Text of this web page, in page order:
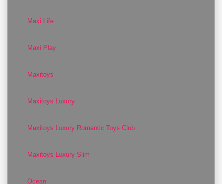
Maxi Life
Maxi Play
Maxitoys
Maxitoys Luxury
Maxitoys Luxury Romantic Toys Club
Maxitoys Luxury Slim
Ocean